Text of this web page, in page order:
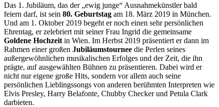
Das 1. Jubiläum, das der „ewig junge“ Ausnahmekünstler bald
feiern darf, ist sein 80. Geburtstag am 18. März 2019 in München.
Und am 1. Oktober 2019 begeht er noch einen sehr persönlichen
Ehrentag, er zelebriert mit seiner Frau Ingrid die gemeinsame
Goldene Hochzeit in Wien. Im Herbst 2019 präsentiert er dann im
Rahmen einer großen Jubiläumstournee die Perlen seines
außergewöhnlichen musikalischen Erfolges und der Zeit, die ihn
prägte, auf ausgewählten Bühnen zu präsentieren. Dabei wird er
nicht nur eigene große Hits, sondern vor allem auch seine
persönlichen Lieblingssongs von anderen berühmten Interpreten wie
Elvis Presley, Harry Belafonte, Chubby Checker und Petula Clark
darbieten.